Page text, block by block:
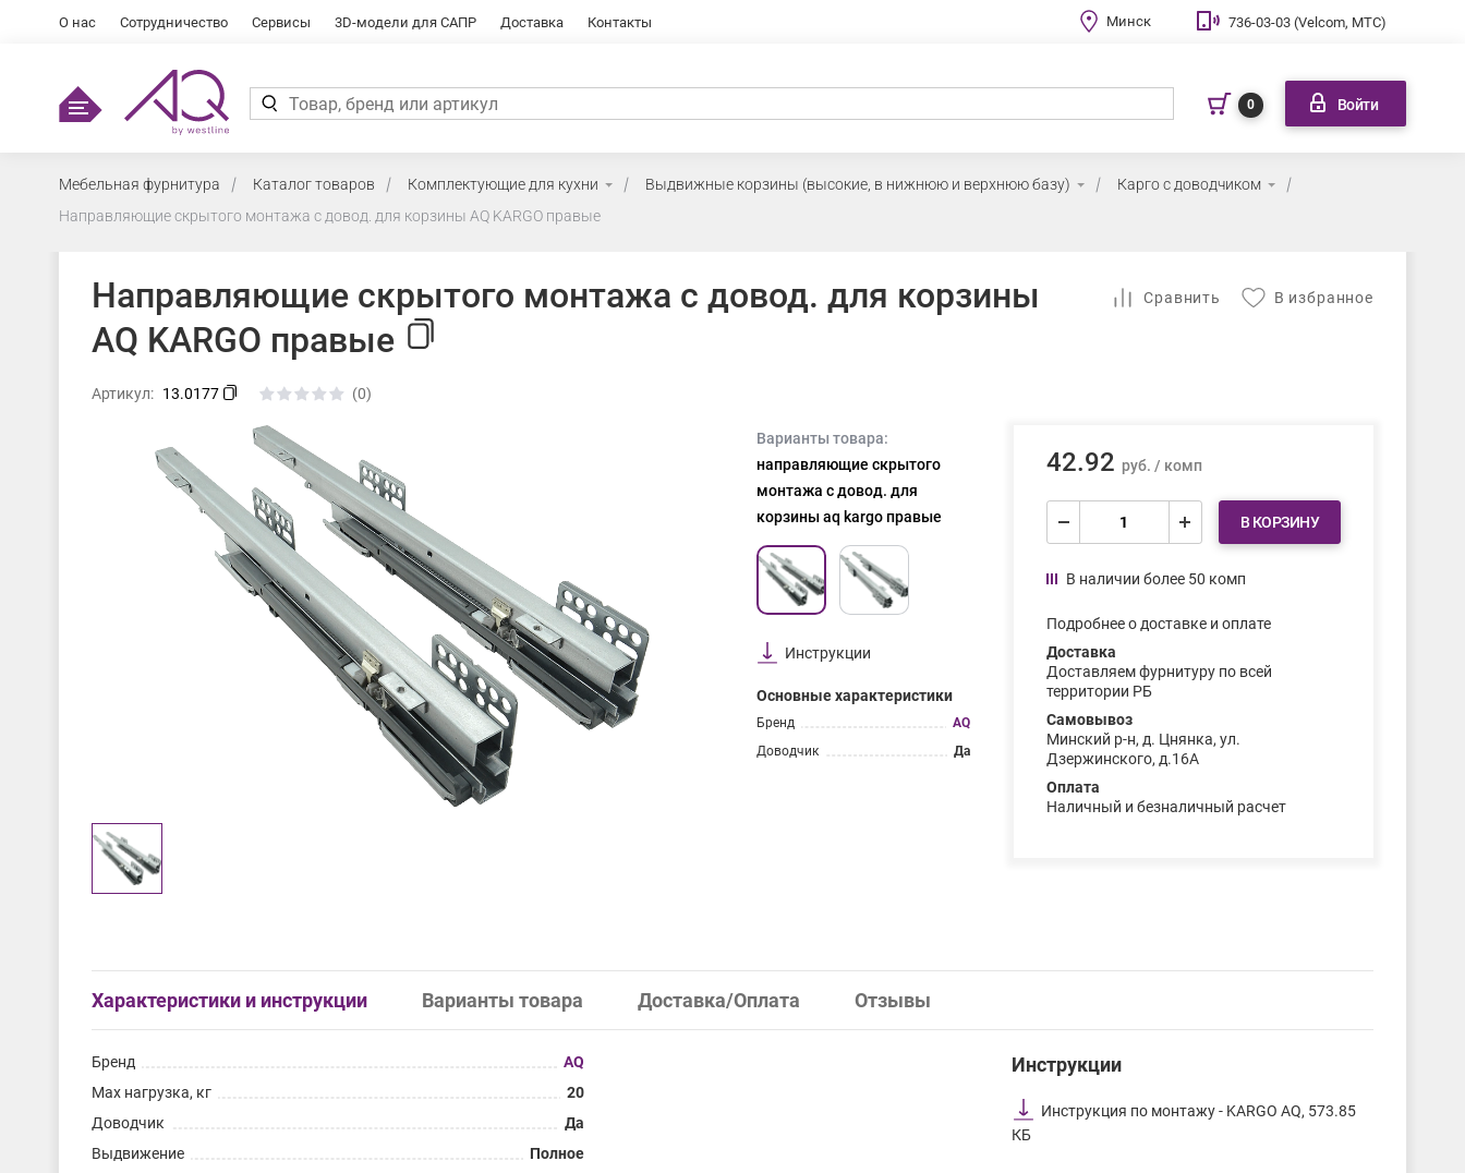
О нас Сотрудничество Сервисы 3D-модели для САПР Доставка Контакты Минск 736-03-03 (Velcom, МТС)
0 Войти
Мебельная фурнитура Каталог товаров Комплектующие для кухни Выдвижные корзины (высокие, в нижнюю и верхнюю базу)
Карго с доводчиком
Направляющие скрытого монтажа с довод. для корзины AQ KARGO правые
Направляющие скрытого монтажа с довод. для корзины
AQ KARGO правые
Артикул: 13.0177 (0)
В избранное
Cравнить
Варианты товара:
направляющие скрытого
монтажа с довод. для
корзины aq kargo правые
Инструкции
Основные характеристики
Бренд
AQ
Доводчик
Да
42.92 руб. / комп
В КОРЗИНУ
В наличии более 50 комп
Подробнее о доставке и оплате
Доставка
Доставляем фурнитуру по всей
территории РБ
Самовывоз
Минский р-н, д. Цнянка, ул.
Дзержинского, д.16А
Оплата
Наличный и безналичный расчет
Характеристики и инструкции Варианты товара Доставка/Оплата Отзывы
Бренд
AQ
Max нагрузка, кг
20
Доводчик
Да
Выдвижение
Полное
Инструкции
Инструкция по монтажу - KARGO AQ, 573.85
КБ